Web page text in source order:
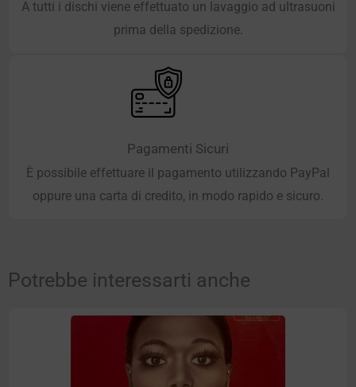
A tutti i dischi viene effettuato un lavaggio ad ultrasuoni
prima della spedizione.
Pagamenti Sicuri
È possibile effettuare il pagamento utilizzando PayPal
oppure una carta di credito, in modo rapido e sicuro.
Potrebbe interessarti anche